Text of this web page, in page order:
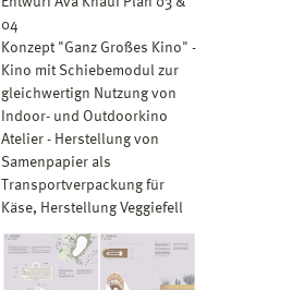
04
Konzept "Ganz Großes Kino" -
Kino mit Schiebemodul zur
gleichwertign Nutzung von
Indoor- und Outdoorkino
Atelier - Herstellung von
Samenpapier als
Transportverpackung für
Käse, Herstellung Veggiefell